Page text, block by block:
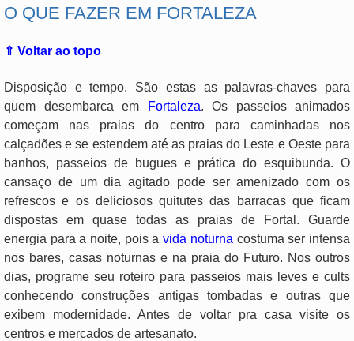
O QUE FAZER EM FORTALEZA
⇑ Voltar ao topo
Disposição e tempo. São estas as palavras-chaves para
quem desembarca em
Fortaleza. Os passeios animados
começam nas praias do centro para caminhadas nos
calçadões e se estendem até as praias do Leste e Oeste para
banhos, passeios de bugues e prática do esquibunda. O
cansaço de um dia agitado pode ser amenizado com os
refrescos e os deliciosos quitutes das barracas que ficam
dispostas em quase todas as praias de Fortal. Guarde
energia para a noite, pois avida noturna costuma ser intensa
nos bares, casas noturnas e na praia do Futuro. Nos outros
dias, programe seu roteiro para passeios mais leves e cults
conhecendo construções antigas tombadas e outras que
exibem modernidade. Antes de voltar pra casa visite os
centros e mercados de artesanato.